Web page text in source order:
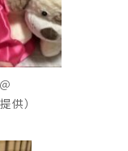
供）